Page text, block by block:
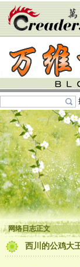
网络日志正文
西川的公鸡大